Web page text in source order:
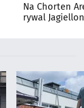
Na Chorten
rywal